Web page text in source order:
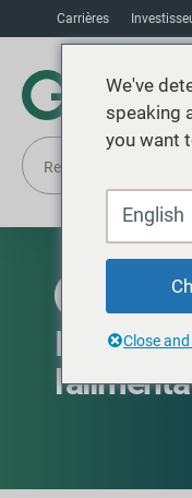
Carrières
IBC
We've
speaking
you want
English
Close